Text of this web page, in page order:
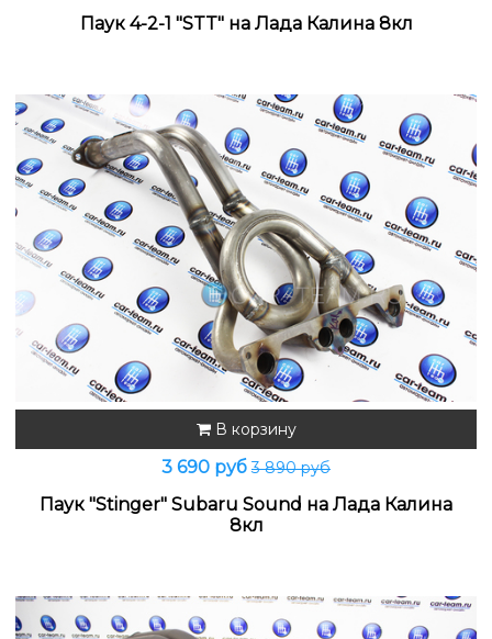
Паук 4-2-1 "STT" на Лада Калина 8кл
В корзину
3 690 руб3 890 руб
Паук "Stinger" Subaru Sound на Лада Калина
8кл